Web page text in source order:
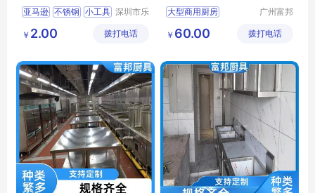
亚马逊 不锈钢 小工具 深圳市乐
技有限公
￥ 2.00 拨打电话
厂家
大型商用厨房
饭堂厨房设备
湘菜馆厨房设备
广州富邦
工程有限
￥ 60.00 拨打电话